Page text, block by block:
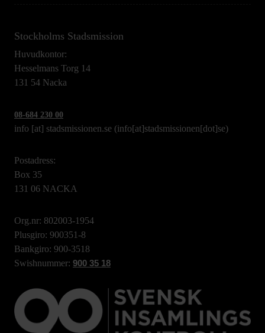
Stockholms Stadsmission
Huvudkontor:
Hesselmans Torg 14
131 54 Nacka
08-684 230 00
info [at] stadsmissionen.se (info[at]stadsmissionen[dot]se)
Postadress:
Box 35
131 06 NACKA
Org.nr: 802003-1954
Plusgiro: 900351-8
Bankgiro: 900-3518
Swishnummer: 900 35 18